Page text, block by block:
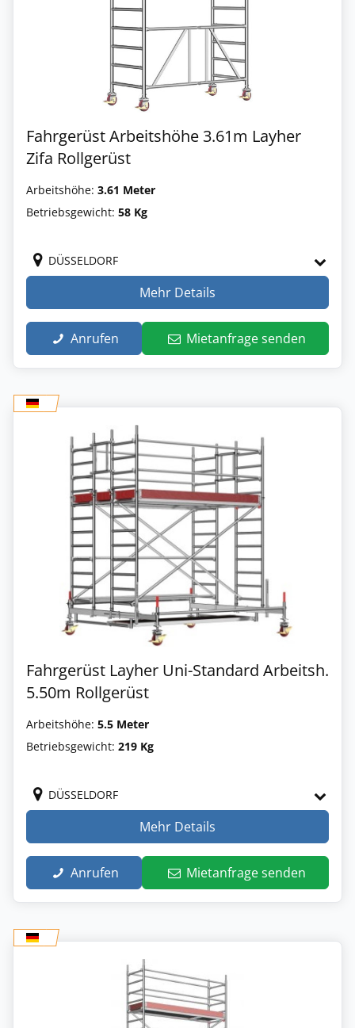
Fahrgerüst Arbeitshöhe 3.61m Layher
Zifa Rollgerüst
Arbeitshöhe: 3.61 Meter
Betriebsgewicht: 58 Kg
DÜSSELDORF
Mehr Details
Anrufen Mietanfrage senden
Fahrgerüst Layher Uni-Standard Arbeitsh.
5.50m Rollgerüst
Arbeitshöhe: 5.5 Meter
Betriebsgewicht: 219 Kg
DÜSSELDORF
Mehr Details
Anrufen Mietanfrage senden